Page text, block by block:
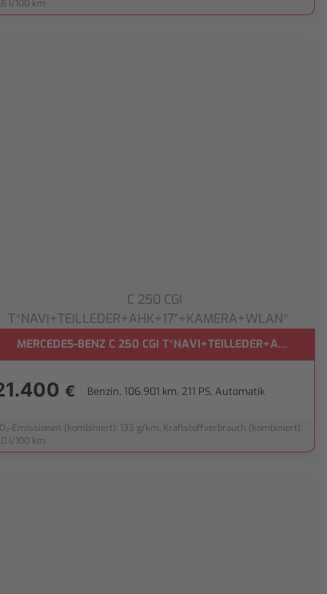
l/100 km
MERCEDES-BENZ C 250 CGI
€ Benzin, 106.901 km, 211 PS, Automatik
Emissionen (kombiniert): 133 g/km, Kraftstoffverbrauch (kombiniert):
l/100 km